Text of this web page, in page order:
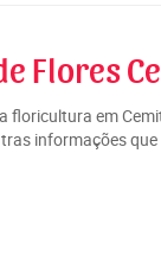
Flores
floricultura em
informações